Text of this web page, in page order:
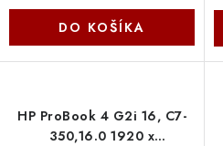
DO KOŠÍKA
HP ProBook 4 G2i 16, C7-
350,16.0 1920 x